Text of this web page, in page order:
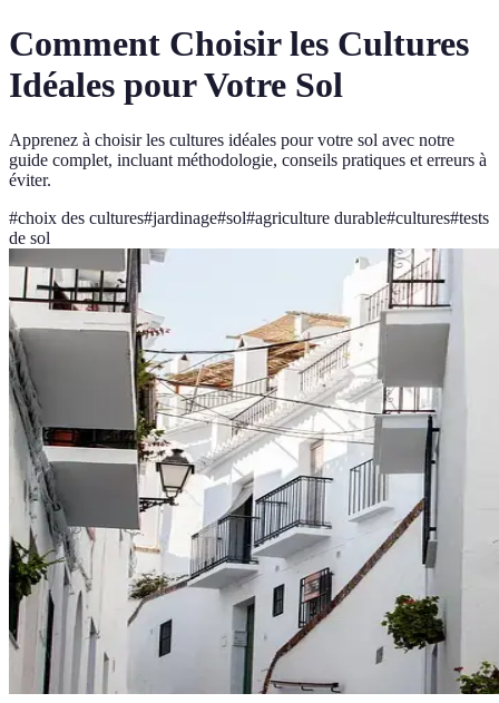
Comment Choisir les Cultures
Idéales pour Votre Sol
Apprenez à choisir les cultures idéales pour votre sol avec notre
guide complet, incluant méthodologie, conseils pratiques et erreurs à
éviter.
#choix des cultures#jardinage#sol#agriculture durable#cultures#tests
de sol